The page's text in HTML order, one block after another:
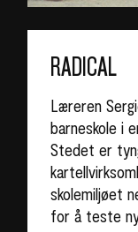
RADICAL
Læreren
barneskole i
Stedet er
skolemiljøet
for å teste